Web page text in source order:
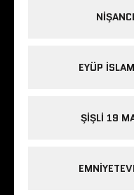
EYÜP
ŞIŞLI 19